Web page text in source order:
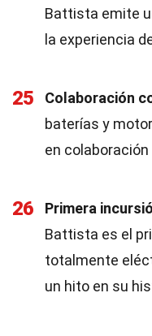
Battista emite
la experiencia
25 Colaboración
baterías y
en
26 Primera
Battista es el
totalmente
un hito en su